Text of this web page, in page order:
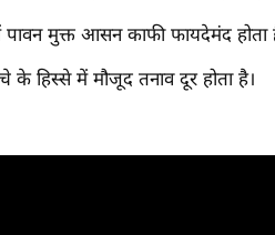
पावन मुक्त आसन काफी फायदेमंद होता
में मौजूद तनाव दूर होता है।